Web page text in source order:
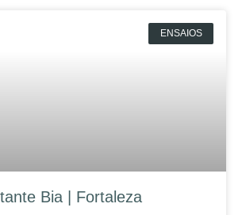
ENSAIOS
Bia | Fortaleza